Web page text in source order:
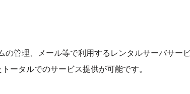
管理、メール等で利用するレンタルサーバサービ
ータルでのサービス提供が可能です。